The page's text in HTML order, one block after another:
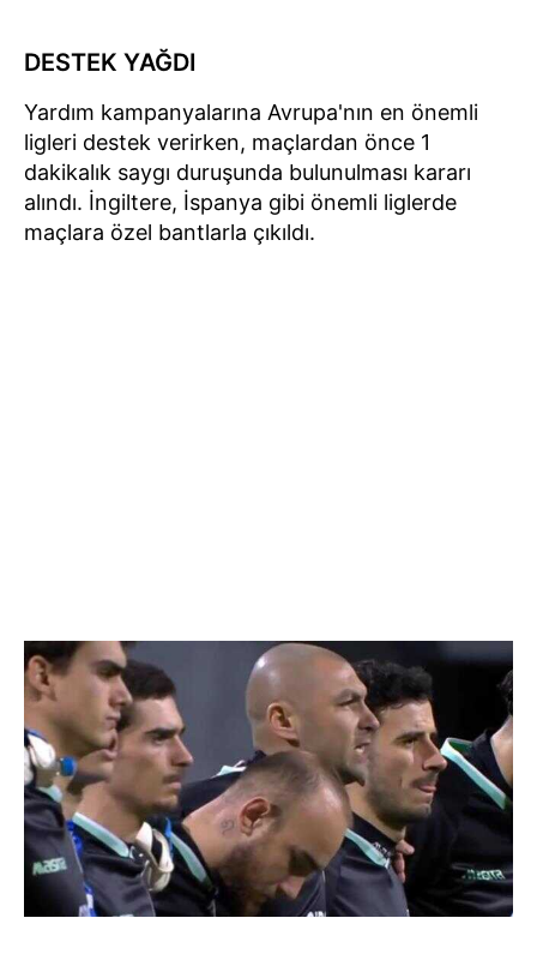
DESTEK YAĞDI
Yardım kampanyalarına Avrupa'nın en önemli
ligleri destek verirken, maçlardan önce 1
dakikalık saygı duruşunda bulunulması kararı
alındı. İngiltere, İspanya gibi önemli liglerde
maçlara özel bantlarla çıkıldı.